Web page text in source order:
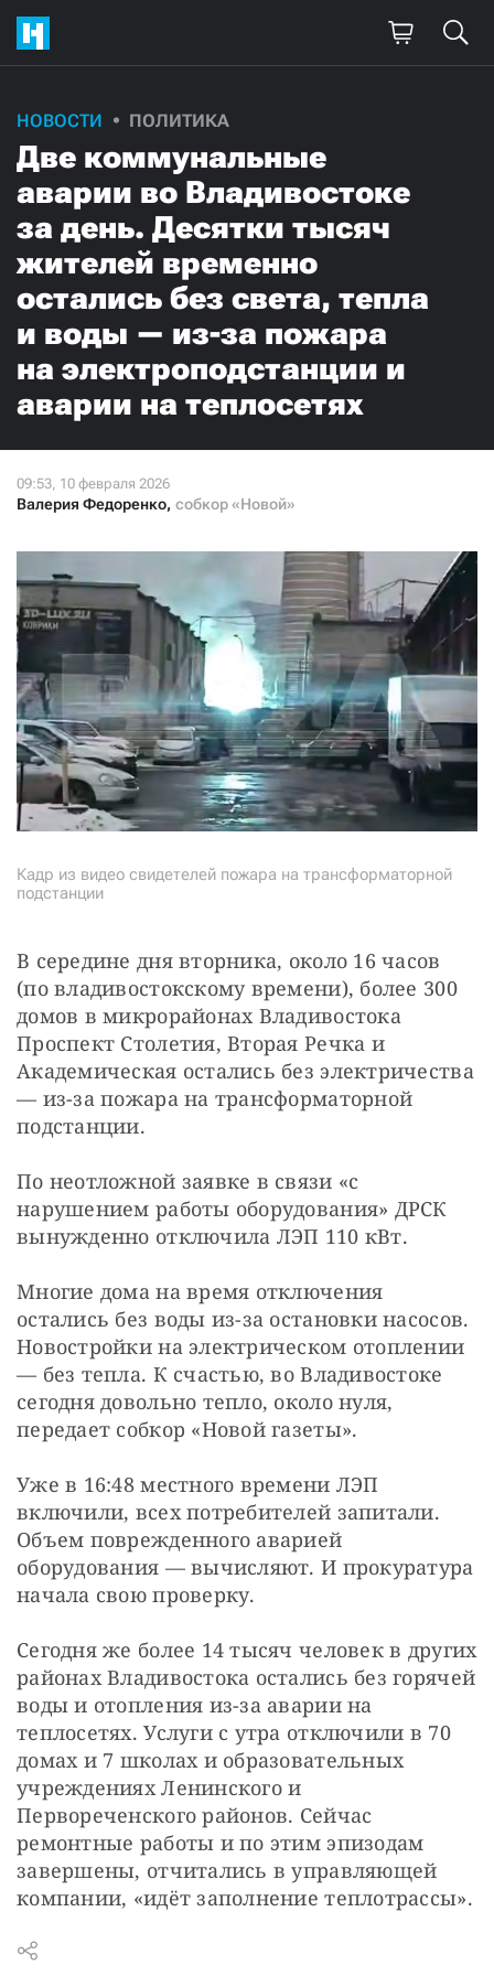
НОВОСТИ ПОЛИТИКА
Две коммунальные
аварии во Владивостоке
за день. Десятки тысяч
жителей временно
остались без света, тепла
и воды — из-за пожара
на электроподстанции и
аварии на теплосетях
Валерия Федоренко, собкор «Новой»
Кадр из видео свидетелей пожара на трансформаторной
подстанции
В середине дня вторника, около 16 часов
(по владивостокскому времени), более 300
домов в микрорайонах Владивостока
Проспект Столетия, Вторая Речка и
Академическая остались без электричества
— из-за пожара на трансформаторной
подстанции.
По неотложной заявке в связи «с
нарушением работы оборудования» ДРСК
вынужденно отключила ЛЭП 110 кВт.
Многие дома на время отключения
остались без воды из-за остановки насосов.
Новостройки на электрическом отоплении
— без тепла. К счастью, во Владивостоке
сегодня довольно тепло, около нуля,
передает собкор «Новой газеты».
Уже в 16:48 местного времени ЛЭП
включили, всех потребителей запитали.
Объем поврежденного аварией
оборудования — вычисляют. И прокуратура
начала свою проверку.
Сегодня же более 14 тысяч человек в других
районах Владивостока остались без горячей
воды и отопления из-за аварии на
теплосетях. Услуги с утра отключили в 70
домах и 7 школах и образовательных
учреждениях Ленинского и
Первореченского районов. Сейчас
ремонтные работы и по этим эпизодам
завершены, отчитались в управляющей
компании, «идёт заполнение теплотрассы».